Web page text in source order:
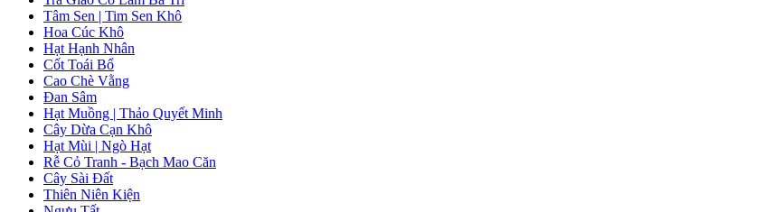
Tâm Sen | Tim Sen Khô
Hoa Cúc Khô
Hạt Hạnh Nhân
Cốt Toái Bổ
Cao Chè Vằng
Đan Sâm
Hạt Muồng | Thảo Quyết Minh
Cây Dừa Cạn Khô
Hạt Mùi | Ngò Hạt
Rễ Cỏ Tranh - Bạch Mao Căn
Cây Sài Đất
Thiên Niên Kiện